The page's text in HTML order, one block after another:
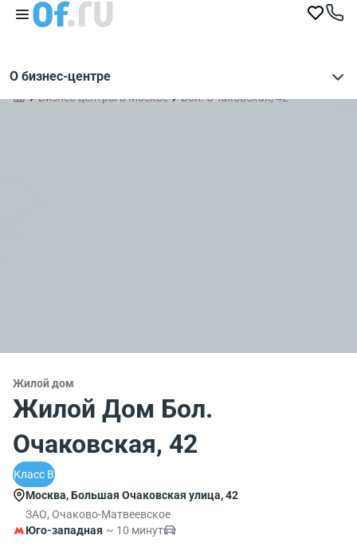
О бизнес-центре
Бизнес-центры в Москве Бол. Очаковская, 42
Жилой дом
Жилой Дом Бол.
Очаковская, 42
Класс B
Москва, Большая Очаковская улица, 42
ЗАО, Очаково-Матвеевское
Юго-западная ~ 10 минут